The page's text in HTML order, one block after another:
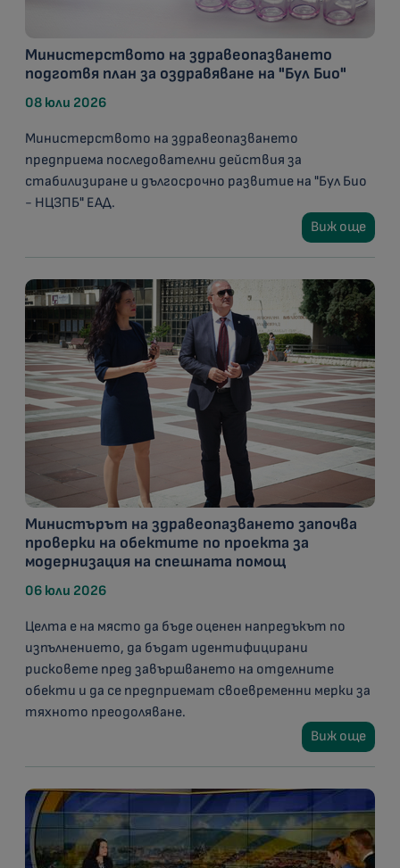
Министерството на здравеопазването
подготвя план за оздравяване на "Бул Био"
08 юли 2026
Министерството на здравеопазването
предприема последователни действия за
стабилизиране и дългосрочно развитие на "Бул Био
- НЦЗПБ" ЕАД.
Виж още
Министърът на здравеопазването започва
проверки на обектите по проекта за
модернизация на спешната помощ
06 юли 2026
Целта е на място да бъде оценен напредъкът по
изпълнението, да бъдат идентифицирани
рисковете пред завършването на отделните
обекти и да се предприемат своевременни мерки за
тяхното преодоляване.
Виж още